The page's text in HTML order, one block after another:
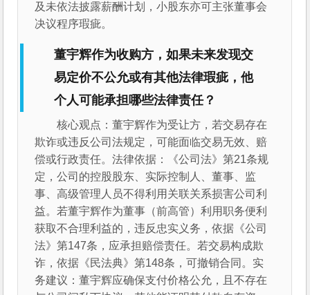
及未依法披露薪酬计划，小股东亦可主张董事会
决议程序瑕疵。
董宇辉作为收购方，如果未来发现交
易定价不公允或有其他法律瑕疵，他
个人可能承担哪些法律责任？
核心观点：董宇辉作为受让方，若交易存在
欺诈或违反公司法规定，可能面临交易无效、赔
偿或行政责任。法律依据：《公司法》第21条规
定，公司的控股股东、实际控制人、董事、监
事、高级管理人员不得利用关联关系损害公司利
益。若董宇辉作为董事（前高管）利用职务便利
获取不合理利益的，违反忠实义务，依据《公司
法》第147条，应承担赔偿责任。若交易构成欺
诈，依据《民法典》第148条，可撤销合同。实
务建议：董宇辉应确保支付价格公允，且不存在